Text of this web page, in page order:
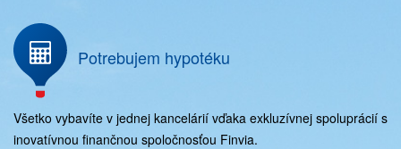
Potrebujem hypotéku
Všetko vybavíte v jednej kancelárií vďaka exkluzívnej spoluprácií s
inovatívnou finančnou spoločnosťou Finvia.